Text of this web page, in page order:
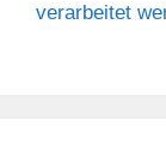
verarbeitet